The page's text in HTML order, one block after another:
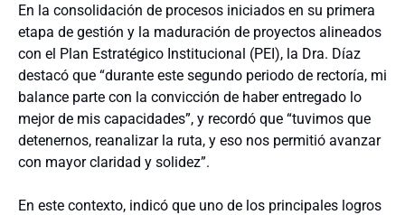
En la consolidación de procesos iniciados en su primera
etapa de gestión y la maduración de proyectos alineados
con el Plan Estratégico Institucional (PEI), la Dra. Díaz
destacó que “durante este segundo periodo de rectoría, mi
balance parte con la convicción de haber entregado lo
mejor de mis capacidades”, y recordó que “tuvimos que
detenernos, reanalizar la ruta, y eso nos permitió avanzar
con mayor claridad y solidez”.
En este contexto, indicó que uno de los principales logros